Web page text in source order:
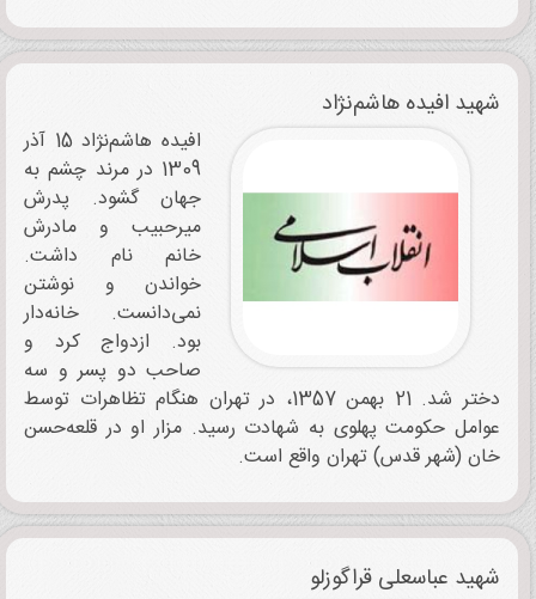
شهید افیده هاشم‌نژاد
افیده هاشم‌نژاد 15 آذر
1309 در مرند چشم به
جهان گشود. پدرش
میرحبیب و مادرش
خانم نام داشت.
خواندن و نوشتن
نمی‌دانست. خانه‌دار
بود. ازدواج کرد و
صاحب دو پسر و سه
دختر شد. 21 بهمن 1357، در تهران هنگام تظاهرات توسط
عوامل حکومت پهلوی به شهادت رسید. مزار او در قلعه‌حسن
خان (شهر قدس) تهران واقع است.
شهید عباسعلی قراگوزلو